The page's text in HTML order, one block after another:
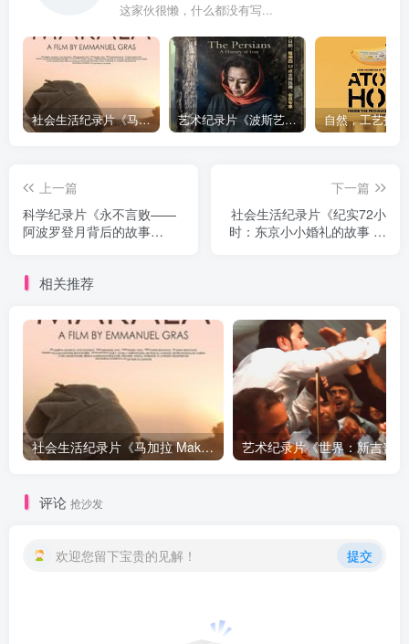
这家伙很懒，什么都没有写...
社会生活纪录片《马加拉 Makala》下载 艺术纪录片《波斯艺术 Art of Persia》下载
上一篇
科学纪录片《永不言败——
阿波罗登月背后的故事
下一篇
社会生活纪录片《纪实72小
时：东京小小婚礼的故事 ド
相关推荐
社会生活纪录片《马加拉 Makala》下载
评论 抢沙发
欢迎您留下宝贵的见解！ 提交